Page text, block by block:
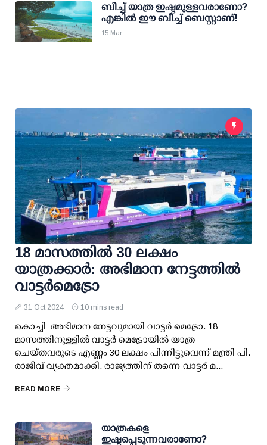
ബീച്ച് യാത്ര ഇഷ്ടമുള്ളവരാണോ?
എങ്കില്‍ ഈ ബീച്ച് ബെസ്റ്റാണ്!
15 Mar
18 മാസത്തില്‍ 30 ലക്ഷം
യാത്രക്കാര്‍: അഭിമാന നേട്ടത്തില്‍
വാട്ടര്‍മെട്രോ
31 Oct 2024 10 mins read
കൊച്ചി: അഭിമാന നേട്ടവുമായി വാട്ടര്‍ മെട്രോ. 18
മാസത്തിനുള്ളില്‍ വാട്ടര്‍ മെട്രോയില്‍ യാത്ര
ചെയ്തവരുടെ എണ്ണം 30 ലക്ഷം പിന്നിട്ടുവെന്ന് മന്ത്രി പി.
രാജീവ് വ്യക്തമാക്കി. രാജ്യത്തിന് തന്നെ വാട്ടര്‍ മ...
READ MORE
യാത്രകളെ
ഇഷ്ടപ്പെടുന്നവരാണോ?